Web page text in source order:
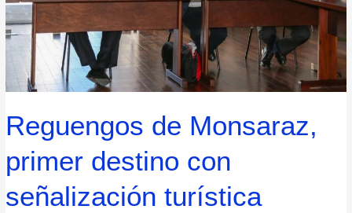
Reguengos de Monsaraz,
primer destino con
señalización turística
inteligente
de
Portugal